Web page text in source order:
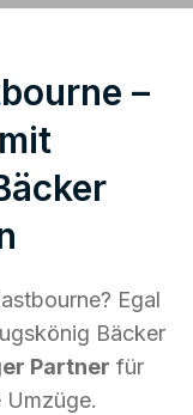
–
Egal
Bäcker
Partner für
Umzüge.